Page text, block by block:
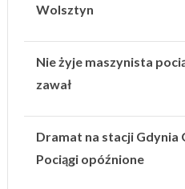
Wolsztyn
Nie żyje maszynista
zawał
Dramat na stacji Gdynia
Pociągi opóźnione